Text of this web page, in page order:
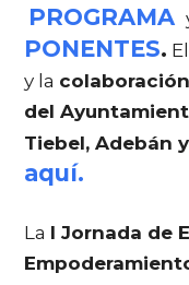
PROGRAMA
PONENTES.
y la
del
Tiebel, Adebán
aquí.
La I Jornada de